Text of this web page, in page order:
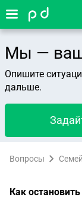
Мы — ваш
Опишите
дальше.
Вопросы
Как